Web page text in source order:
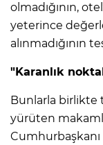
olmadığının,
yeterince
alınmadığının
"Karanlık
Bunlarla birlikte
yürüten